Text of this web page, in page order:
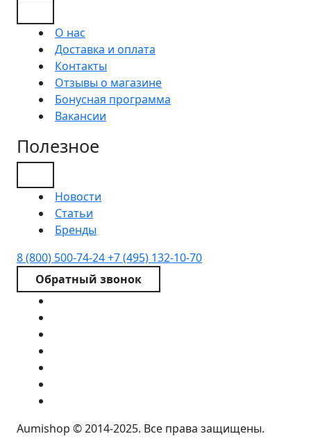
О нас
Доставка и оплата
Контакты
Отзывы о магазине
Бонусная программа
Вакансии
Полезное
Новости
Статьи
Бренды
8 (800) 500-74-24+7 (495) 132-10-70
Обратный звонок
Aumishop © 2014-2025. Все права защищены.